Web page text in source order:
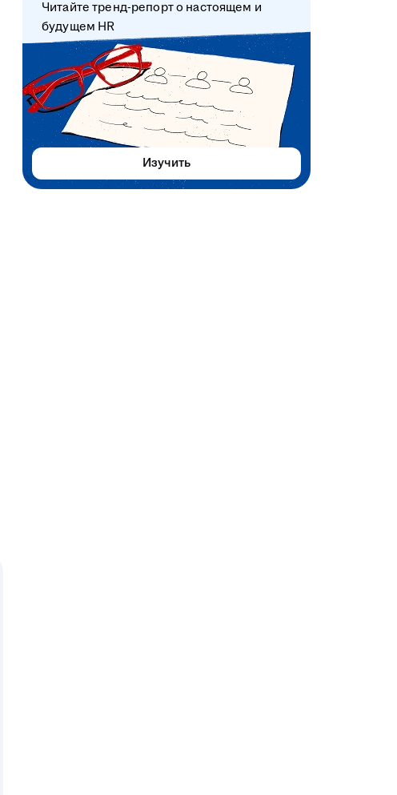
Читайте тренд-репорт о настоящем и
будущем HR
Изучить